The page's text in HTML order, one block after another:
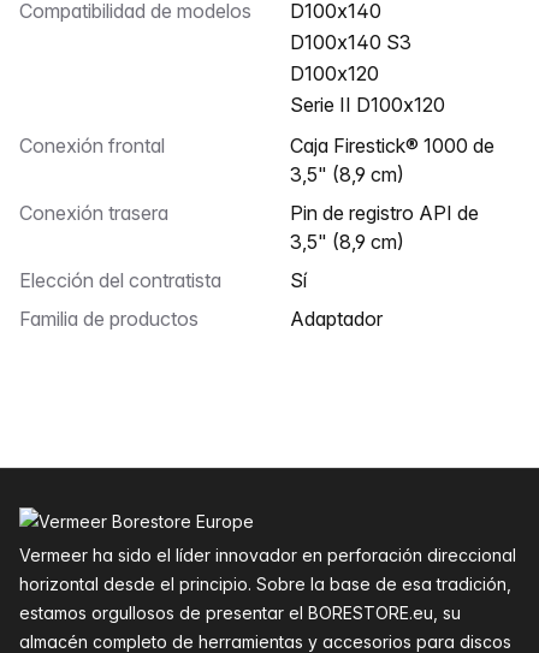
Compatibilidad de modelos
D100x140
D100x140 S3
D100x120
Serie II D100x120
Conexión frontal
Caja Firestick® 1000 de
3,5" (8,9 cm)
Conexión trasera
Pin de registro API de
3,5" (8,9 cm)
Elección del contratista
Sí
Familia de productos
Adaptador
Vermeer ha sido el líder innovador en perforación direccional
horizontal desde el principio. Sobre la base de esa tradición,
estamos orgullosos de presentar el BORESTORE.eu, su
almacén completo de herramientas y accesorios para discos